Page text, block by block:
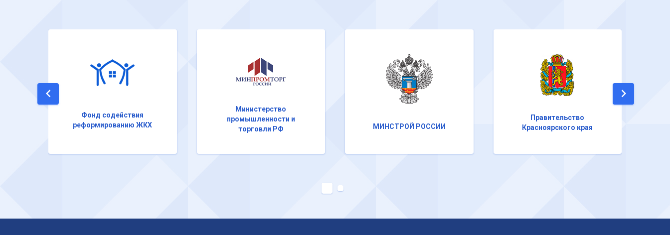
Фонд содействия
реформированию ЖКХ
Министерство
промышленности и
торговли РФ
МИНСТРОЙ РОССИИ
Правительство
Красноярского края